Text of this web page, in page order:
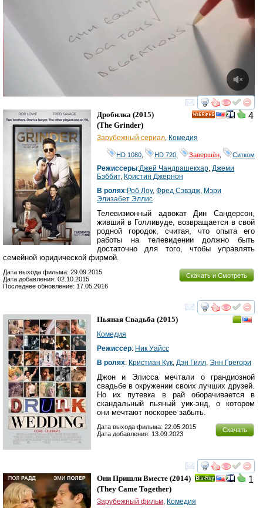
смотреть
4
Дробилка (2015)
(The Grinder)
Зарубежный сериал, Комедия
HD 1080, HD 720, Завершён, Ситком
Режиссеры:Джей Чандрашекхар, Джеми
Бэббит, Кристин Джернон
В ролях:Роб Лоу, Фред Сэвэдж, Мэри
Элизабет Эллис
Телевизионный адвокат Дин Сандерсон,
живший в Голливуде, возвращается в свой
родной городок, считая, что опыта его
работы на телевидении должно быть
достаточно для того, чтобы управлять
семейной юридической фирмой.
Скачать и Смотреть
Дата выхода фильма: 29.09.2015
Дата добавления: 02.10.2015
Последнее обновление: 17.05.2016
смотреть
Пьяная Свадьба (2015)
Комедия
Режиссер: Ник Уайсс
В ролях: Кристиан Кук, Дэн Гилл, Энн Грегори
Джон и Элисса мечтали о грандиозной
свадьбе в окружении своих лучших друзей.
Но их путевка в рай оборачивается в
скандальный пьяный уик-энд, о котором
они мечтают поскорее забыть.
Скачать
Дата выхода фильма: 22.05.2015
Дата добавления: 13.09.2023
смотреть
1
Они Пришли Вместе (2014)
(They Came Together)
Зарубежный фильм, Комедия